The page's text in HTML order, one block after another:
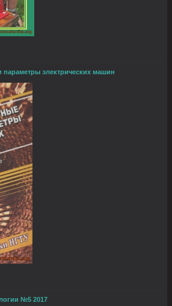
параметры электрических машин
№5 2017